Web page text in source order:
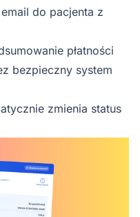
do pacjenta z
płatności
bezpieczny system
zmienia status